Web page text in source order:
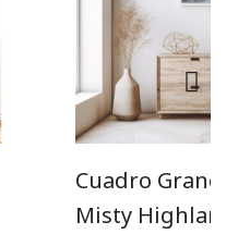
Cuadro
Misty